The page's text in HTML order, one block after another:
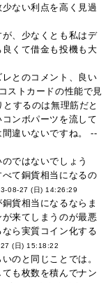
ない利点を高く見過
、少なくとも私はデ
くて借金も投機も大
とのコメント、良い
ストカードの性能で見
するのは無理筋だと
ンボパーツを流して
違いないですね。 --
ではないでしょう
て銅貨相当になるの
08-27 (日) 14:26:29
貨相当になるならま
来てしまうのが最悪
ら実質コイン化する
(日) 15:18:22
のと同じことでは。
も枚数を積んでナン